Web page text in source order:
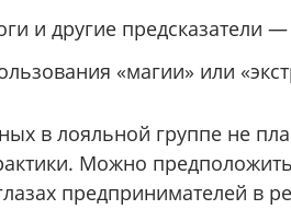
и другие предсказатели —
«магии» или
в лояльной группе не
Можно
предпринимателей в